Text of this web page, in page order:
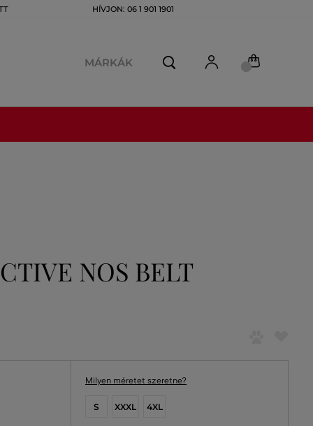
HÍVJON: 06 1 901 1901
MÁRKÁK
NOS BELT
Milyen méretet szeretne?
S XXXL 4XL